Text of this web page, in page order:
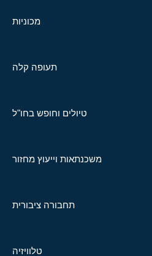
מכוניות
תעופה קלה
טיולים וחופש בחו"ל
משכנתאות וייעוץ מחזור
תחבורה ציבורית
טלוויזיה